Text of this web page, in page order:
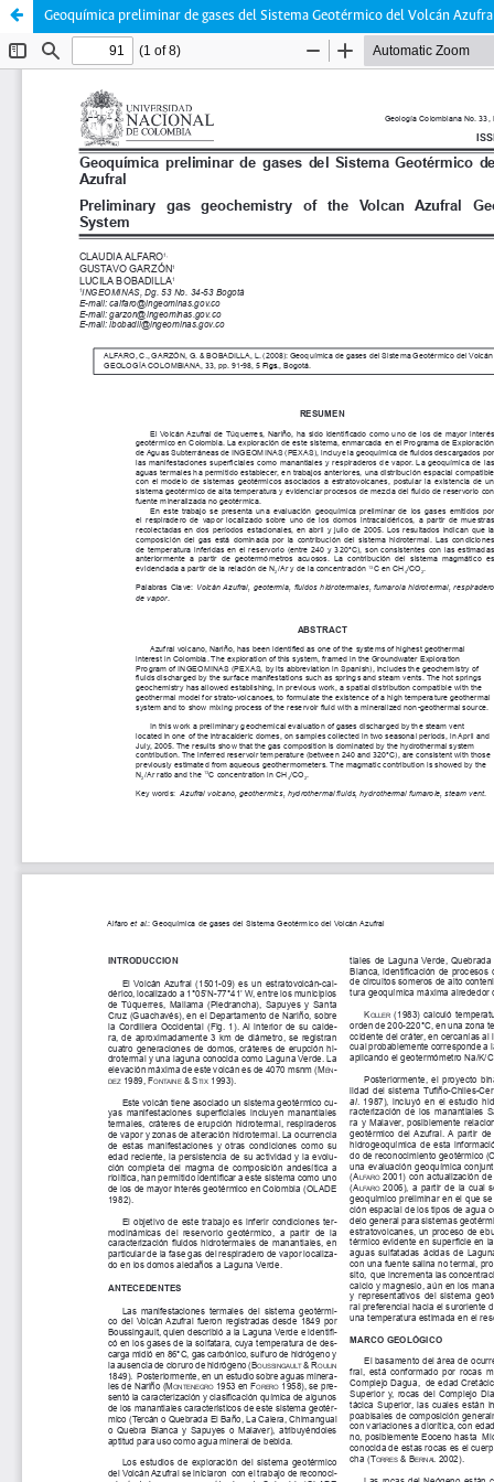
Geoquímica preliminar de gases del Sistema Geotérmico del Volcán